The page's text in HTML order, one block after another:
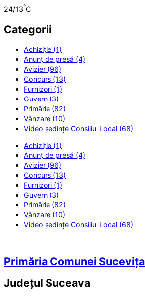
24/13°C
Categorii
Achiziție (1)
Anunț de presă (4)
Avizier (96)
Concurs (13)
Furnizori (1)
Guvern (3)
Primărie (82)
Vânzare (10)
Video ședințe Consiliul Local (68)
Achiziție (1)
Anunț de presă (4)
Avizier (96)
Concurs (13)
Furnizori (1)
Guvern (3)
Primărie (82)
Vânzare (10)
Video ședințe Consiliul Local (68)
Primăria Comunei Sucevița
Județul Suceava